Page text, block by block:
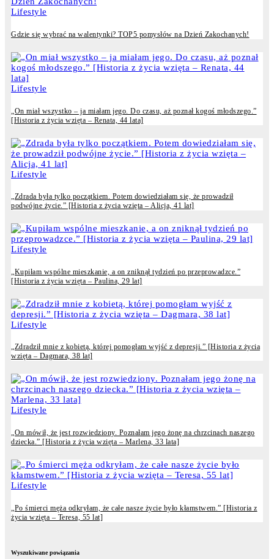
Lifestyle
Gdzie się wybrać na walentynki? TOP5 pomysłów na Dzień Zakochanych!
Lifestyle
„On miał wszystko – ja miałam jego. Do czasu, aż poznał kogoś młodszego.”
[Historia z życia wzięta – Renata, 44 lata]
Lifestyle
„Zdrada była tylko początkiem. Potem dowiedziałam się, że prowadził
podwójne życie.” [Historia z życia wzięta – Alicja, 41 lat]
Lifestyle
„Kupiłam wspólne mieszkanie, a on zniknął tydzień po przeprowadzce.”
[Historia z życia wzięta – Paulina, 29 lat]
Lifestyle
„Zdradził mnie z kobietą, której pomogłam wyjść z depresji.” [Historia z życia
wzięta – Dagmara, 38 lat]
Lifestyle
„On mówił, że jest rozwiedziony. Poznałam jego żonę na chrzcinach naszego
dziecka.” [Historia z życia wzięta – Marlena, 33 lata]
Lifestyle
„Po śmierci męża odkryłam, że całe nasze życie było kłamstwem.” [Historia z
życia wzięta – Teresa, 55 lat]
Wyszukiwane powiązania